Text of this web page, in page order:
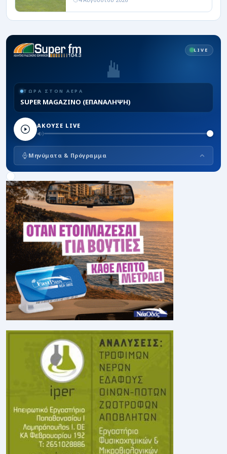
LIVE
ΤΩΡΑ ΣΤΟΝ ΑΕΡΑ
SUPER MAGAZINO (ΕΠΑΝΑΛΗΨΗ)
ΑΚΟΥΣΕ LIVE
Μηνύματα & Πρόγραμμα